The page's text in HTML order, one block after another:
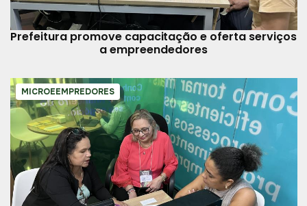
Prefeitura promove capacitação e oferta serviços
a empreendedores
MICROEEMPREDORES